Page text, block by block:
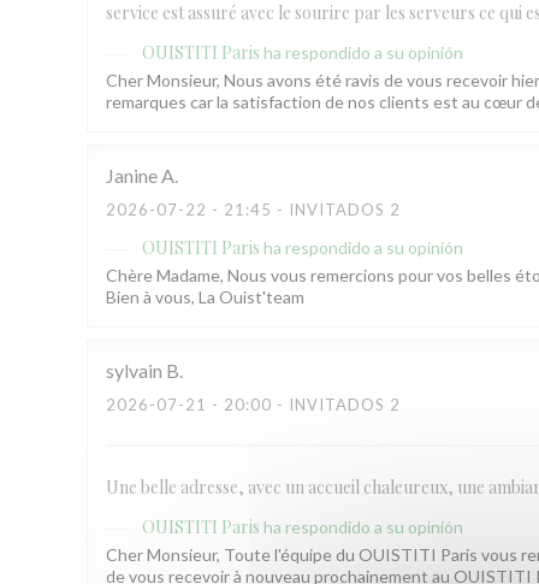
service est assuré avec le sourire par les serveurs ce qui
OUISTITI Paris ha respondido a su opinión
Cher Monsieur, Nous avons été ravis de vous recevoir
remarques car la satisfaction de nos clients est au cœur
JanineA
2026-07-22 - 21:45 - INVITADOS 2
OUISTITI Paris ha respondido a su opinión
Chère Madame, Nous vous remercions pour vos belles
Bien à vous, La Ouist'team
sylvain B
2026-07-21 - 20:00 - INVITADOS 2
Une belle adresse, avec un accueil chaleureux, une
OUISTITI Paris ha respondido a su opinión
Cher Monsieur, Toute l'équipe du OUISTITI Paris vous
de vous recevoir à nouveau prochainement au OUISTITI